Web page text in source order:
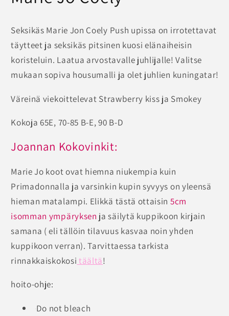
Seksikäs Marie Jon Coely Push upissa on irrotettavat
täytteet ja seksikäs pitsinen kuosi elänaiheisin
koristeluin. Laatua arvostavalle juhlijalle! Valitse
mukaan sopiva housumalli ja olet juhlien kuningatar!
Väreinä viekoittelevat Strawberry kiss ja Smokey
Kokoja 65E, 70-85 B-E, 90 B-D
Joannan Kokovinkit:
Marie Jo koot ovat hiemna niukempia kuin
Primadonnalla ja varsinkin kupin syvyys on yleensä
hieman matalampi. Elikkä tästä ottaisin 5cm
isomman ympäryksen ja säilytä kuppikoon kirjain
samana ( eli tällöin tilavuus kasvaa noin yhden
kuppikoon verran). Tarvittaessa tarkista
rinnakkaiskokosi täältä!
hoito-ohje:
Do not bleach